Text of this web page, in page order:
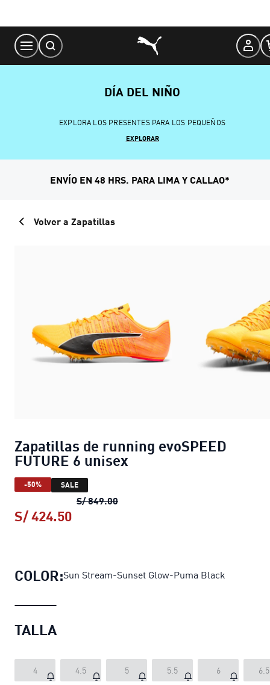
Content
DÍA DEL NIÑO
EXPLORA LOS PRESENTES PARA LOS PEQUEÑOS
EXPLORAR
ENVÍO EN 48 HRS. PARA LIMA Y CALLAO*
Volver a Zapatillas
Zapatillas de running evoSPEED
FUTURE 6 unisex
-50% SALE
S/ 849.00Zapatillas de running evoSPEED
S/ 424.50
COLOR:Sun Stream-Sunset Glow-Puma Black
TALLA
4 4.5 5 5.5 6 6.5